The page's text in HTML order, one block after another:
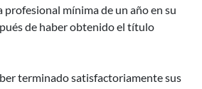
mínima de un año en su
de haber obtenido el título
terminado satisfactoriamente sus